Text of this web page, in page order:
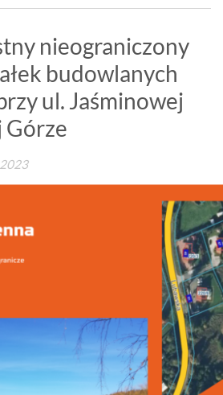
nieograniczony
budowlanych
ul. Jaśminowej
Górze